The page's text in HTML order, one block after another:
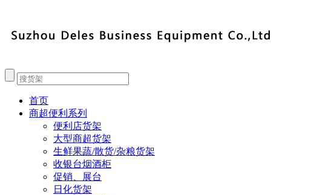
首页
商超便利系列
便利店货架
大型商超货架
生鲜果蔬/散货/杂粮货架
收银台烟酒柜
促销、展台
日化货架